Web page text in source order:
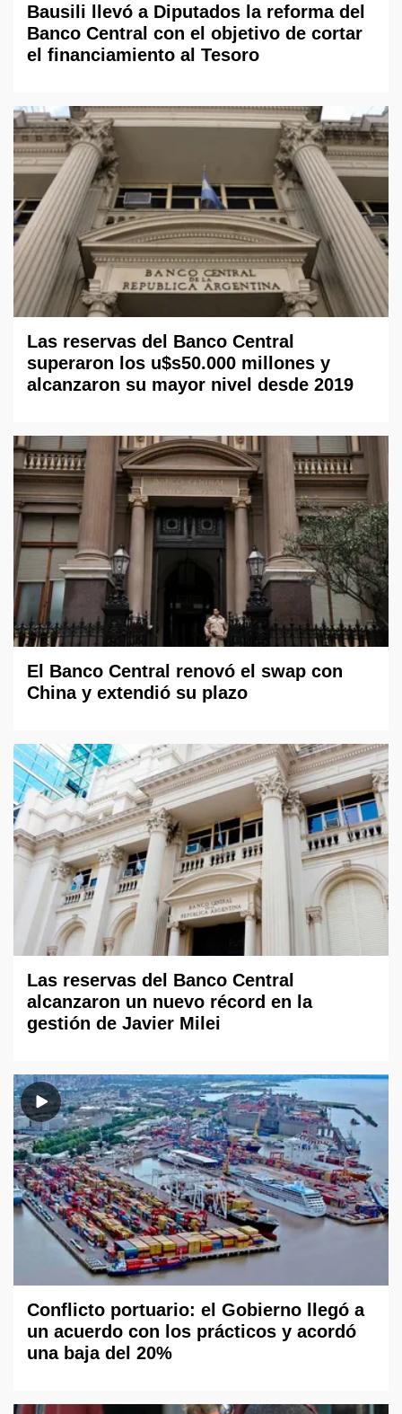
Bausili llevó a Diputados la reforma del
Banco Central con el objetivo de cortar
el financiamiento al Tesoro
Las reservas del Banco Central
superaron los u$s50.000 millones y
alcanzaron su mayor nivel desde 2019
El Banco Central renovó el swap con
China y extendió su plazo
Las reservas del Banco Central
alcanzaron un nuevo récord en la
gestión de Javier Milei
Conflicto portuario: el Gobierno llegó a
un acuerdo con los prácticos y acordó
una baja del 20%